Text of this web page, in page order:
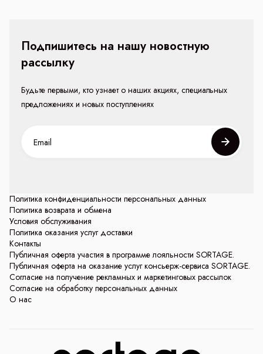
Политика конфиденциальности персональных данных
Политика возврата и обмена
Условия обслуживания
Политика оказания услуг доставки
Контакты
Публичная оферта участия в программе лояльности SORTAGE.
Публичная оферта на оказание услуг консьерж-сервиса SORTAGE.
Согласие на получение рекламных и маркетинговых рассылок
Согласие на обработку персональных данных
О нас
Подпишитесь на нашу новостную
рассылку
Будьте первыми, кто узнает о наших акциях, специальных
предложениях и новых поступлениях